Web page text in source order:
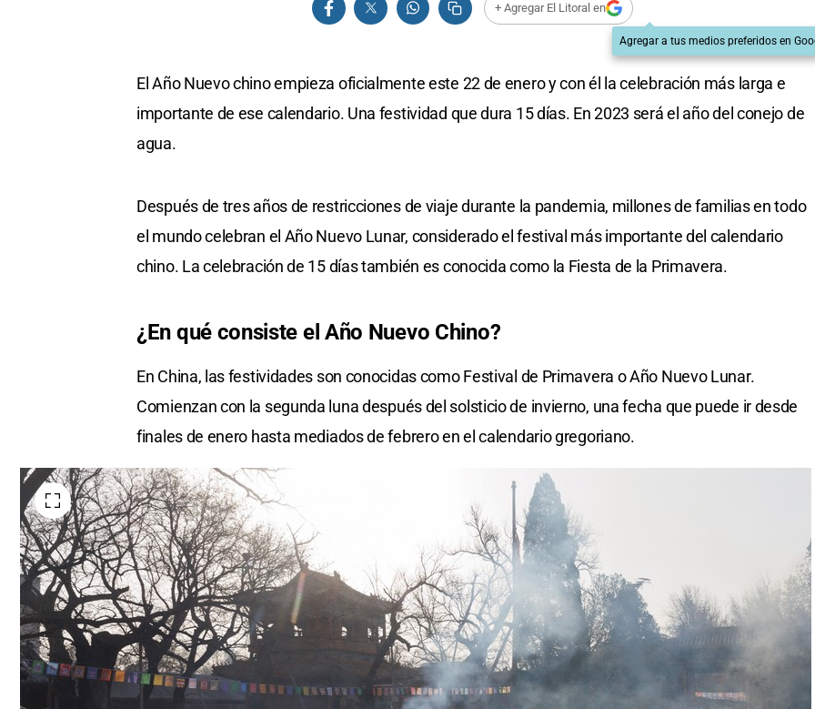
+ Agregar El Litoral en
Agregar a tus medios preferidos en
El Año Nuevo chino empieza oficialmente este 22 de enero y con él la celebración más larga e
importante de ese calendario. Una festividad que dura 15 días. En 2023 será el año del conejo de
agua.
Después de tres años de restricciones de viaje durante la pandemia, millones de familias en todo
el mundo celebran el Año Nuevo Lunar, considerado el festival más importante del calendario
chino. La celebración de 15 días también es conocida como la Fiesta de la Primavera.
¿En qué consiste el Año Nuevo Chino?
En China, las festividades son conocidas como Festival de Primavera o Año Nuevo Lunar.
Comienzan con la segunda luna después del solsticio de invierno, una fecha que puede ir desde
finales de enero hasta mediados de febrero en el calendario gregoriano.